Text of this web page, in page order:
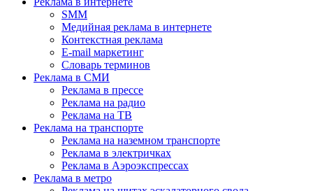
SMM
Медийная реклама в интернете
Контекстная реклама
E-mail маркетинг
Словарь терминов
Реклама в СМИ
Реклама в прессе
Реклама на радио
Реклама на ТВ
Реклама на транспорте
Реклама на наземном транспорте
Реклама в электричках
Реклама в Аэроэкспрессах
Реклама в метро